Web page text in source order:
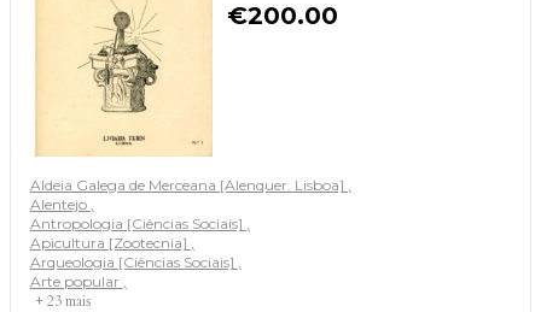
€200.00
Aldeia Galega de Merceana [Alenquer. Lisboa]
Alentejo
Antropologia [Ciências Sociais]
Apicultura [Zootecnia]
Arqueologia [Ciências Sociais]
Arte popular
+ 23 mais